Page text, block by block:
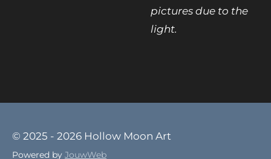
pictures due to the
light.
© 2025 - 2026 Hollow Moon Art
Powered by JouwWeb